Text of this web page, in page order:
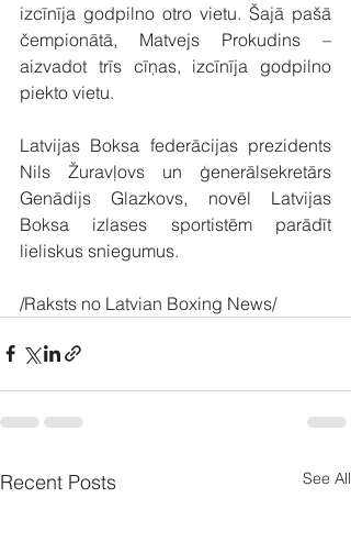
izcīnīja godpilno otro vietu. Šajā pašā
čempionātā, Matvejs Prokudins –
aizvadot trīs cīņas, izcīnīja godpilno
piekto vietu.
Latvijas Boksa federācijas prezidents
Nils Žuravļovs un ģenerālsekretārs
Genādijs Glazkovs, novēl Latvijas
Boksa izlases sportistēm parādīt
lieliskus sniegumus.
/Raksts no Latvian Boxing News/
Recent Posts See All